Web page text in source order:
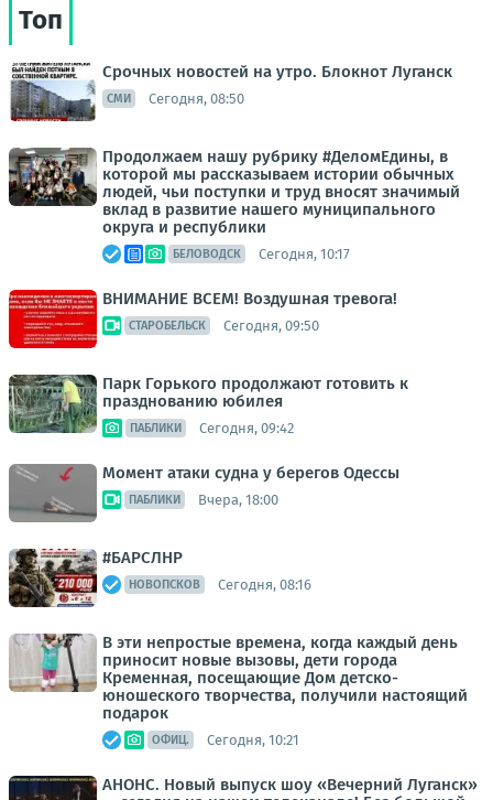
Топ
Срочных новостей на утро. Блокнот Луганск
СМИ Сегодня, 08:50
Продолжаем нашу рубрику #ДеломЕдины, в
которой мы рассказываем истории обычных
людей, чьи поступки и труд вносят значимый
вклад в развитие нашего муниципального
округа и республики
БЕЛОВОДСК Сегодня, 10:17
ВНИМАНИЕ ВСЕМ! Воздушная тревога!
СТАРОБЕЛЬСК Сегодня, 09:50
Парк Горького продолжают готовить к
празднованию юбилея
ПАБЛИКИ Сегодня, 09:42
Момент атаки судна у берегов Одессы
ПАБЛИКИ Вчера, 18:00
#БАРСЛНР
НОВОПСКОВ Сегодня, 08:16
В эти непростые времена, когда каждый день
приносит новые вызовы, дети города
Кременная, посещающие Дом детско-
юношеского творчества, получили настоящий
подарок
ОФИЦ. Сегодня, 10:21
АНОНС. Новый выпуск шоу «Вечерний Луганск»